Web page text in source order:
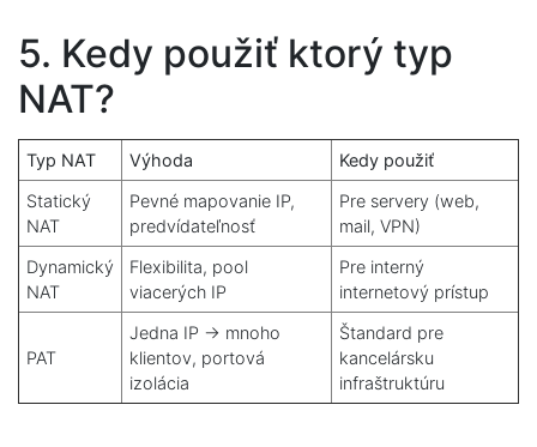
5. Kedy použiť ktorý typ
NAT?
Typ NAT Výhoda
Kedy použiť
Statický
NAT
Pevné mapovanie IP,
predvídateľnosť
Pre servery (web,
mail, VPN)
Dynamický
NAT
Flexibilita, pool
viacerých IP
Pre interný
internetový prístup
PAT
Jedna IP -> mnoho
klientov, portová
izolácia
Štandard pre
kancelársku
infraštruktúru